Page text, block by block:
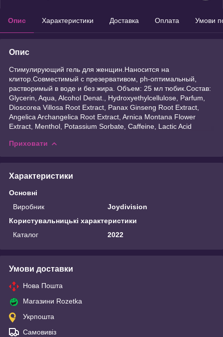
Опис Характеристики Доставка Оплата Умови
Опис
Стимулирующий гель для женщин.Наносится на
клитор.Совместимый с презервативом, ph-оптимальный,
растворимый в воде и без жира. Объем: 25 мл тюбик.Состав:
Glycerin, Aqua, Alcohol Denat., Hydroxyethylcellulose, Parfum,
Dioscorea Villosa Root Extract, Panax Ginseng Root Extract,
Angelica Archangelica Root Extract, Arnica Montana Flower
Extract, Menthol, Potassium Sorbate, Caffeine, Lactic Acid
Приховати
Характеристики
Основні
Виробник
Joydivision
Користувальницькі характеристики
Каталог
2022
Умови доставки
Нова Пошта
Магазини Rozetka
Укрпошта
Самовивіз